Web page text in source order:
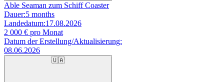
Able Seaman zum Schiff Coaster
Dauer:5 months
Landedatum:17.08.2026
2 000 € pro Monat
Datum der Erstellung/Aktualisierung:
08.06.2026
🇺🇦